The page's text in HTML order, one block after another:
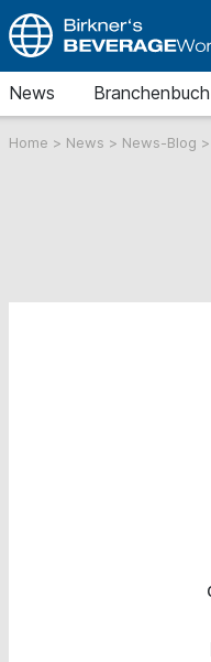
News Branchenbuch
Home > News > News-Blog >